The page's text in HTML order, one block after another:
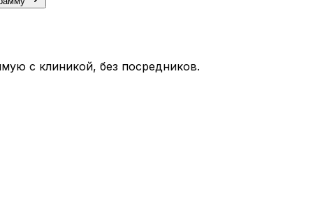
с клиникой, без посредников.